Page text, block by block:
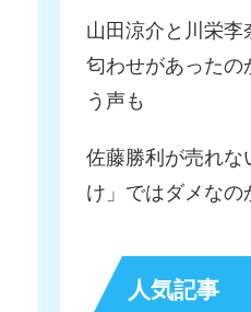
山田涼介と川栄李
匂わせがあったの
う声も
佐藤勝利が売れな
け」ではダメなの
人気記事